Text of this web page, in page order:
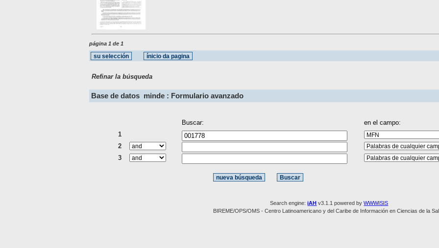
página 1 de 1
Refinar la búsqueda
Base de datos minde : Formulario avanzado
Buscar:
en el campo:
1
2
3
Search engine:iAH v3.1.1 powered byWWWISIS
BIREME/OPS/OMS - Centro Latinoamericano y del Caribe de Información en Ciencias de la